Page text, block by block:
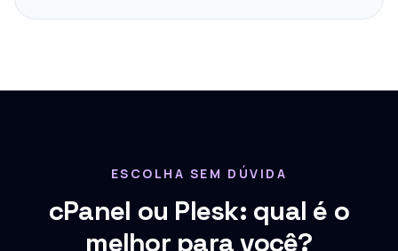
ESCOLHA SEM DÚVIDA
cPanel ou Plesk: qual é o
melhor para você?